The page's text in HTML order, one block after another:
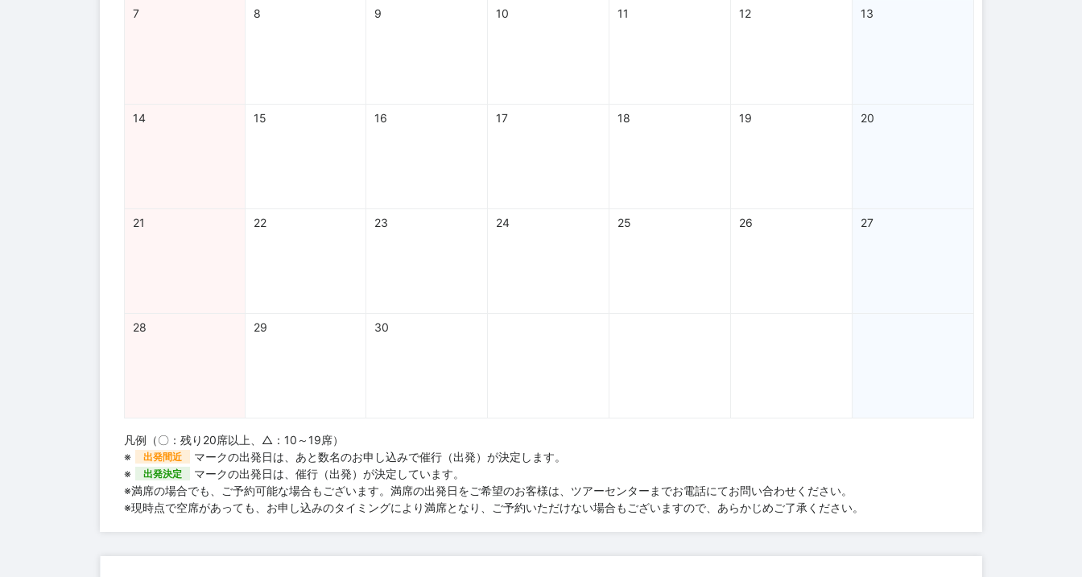
7 8 9 10 11 12 13
14 15 16 17 18 19 20
21 22 23 24 25 26 27
28 29 30
凡例（〇：残り20席以上、△：10～19席）
※
出発間近
マークの出発日は、あと数名のお申し込みで催行（出発）が決定します。
※
出発決定
マークの出発日は、催行（出発）が決定しています。
※満席の場合でも、ご予約可能な場合もございます。満席の出発日をご希望のお客様は、ツアーセンターまでお電話にてお問い合わせください。
※現時点で空席があっても、お申し込みのタイミングにより満席となり、ご予約いただけない場合もございますので、あらかじめご了承ください。